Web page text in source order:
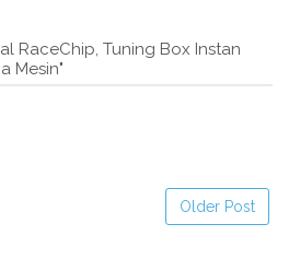
RaceChip, Tuning Box Instan
Mesin"
Older Post